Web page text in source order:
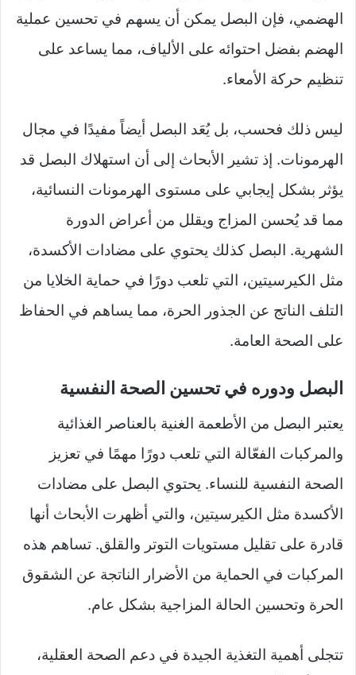
الهضمي، فإن البصل يمكن أن يسهم في تحسين عملية
الهضم بفضل احتوائه على الألياف، مما يساعد على
تنظيم حركة الأمعاء.
ليس ذلك فحسب، بل يُعَد البصل أيضاً مفيدًا في مجال
الهرمونات. إذ تشير الأبحاث إلى أن استهلاك البصل قد
يؤثر بشكل إيجابي على مستوى الهرمونات النسائية،
مما قد يُحسن المزاج ويقلل من أعراض الدورة
الشهرية. البصل كذلك يحتوي على مضادات الأكسدة،
مثل الكيرسيتين، التي تلعب دورًا في حماية الخلايا من
التلف الناتج عن الجذور الحرة، مما يساهم في الحفاظ
على الصحة العامة.
البصل ودوره في تحسين الصحة النفسية
يعتبر البصل من الأطعمة الغنية بالعناصر الغذائية
والمركبات الفعّالة التي تلعب دورًا مهمًا في تعزيز
الصحة النفسية للنساء. يحتوي البصل على مضادات
الأكسدة مثل الكيرسيتين، والتي أظهرت الأبحاث أنها
قادرة على تقليل مستويات التوتر والقلق. تساهم هذه
المركبات في الحماية من الأضرار الناتجة عن الشقوق
الحرة وتحسين الحالة المزاجية بشكل عام.
تتجلى أهمية التغذية الجيدة في دعم الصحة العقلية،